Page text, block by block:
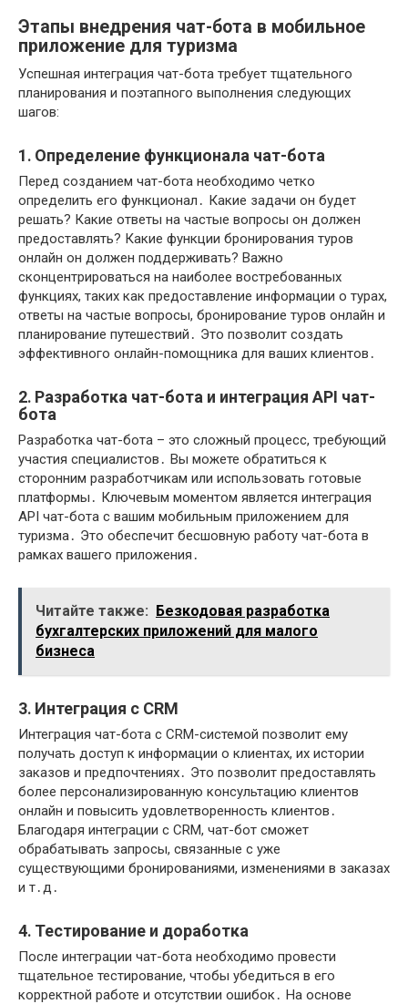
Этапы внедрения чат-бота в мобильное
приложение для туризма
Успешная интеграция чат-бота требует тщательного
планирования и поэтапного выполнения следующих
шагов:
1․ Определение функционала чат-бота
Перед созданием чат-бота необходимо четко
определить его функционал․ Какие задачи он будет
решать? Какие ответы на частые вопросы он должен
предоставлять? Какие функции бронирования туров
онлайн он должен поддерживать? Важно
сконцентрироваться на наиболее востребованных
функциях, таких как предоставление информации о турах,
ответы на частые вопросы, бронирование туров онлайн и
планирование путешествий․ Это позволит создать
эффективного онлайн-помощника для ваших клиентов․
2․ Разработка чат-бота и интеграция API чат-
бота
Разработка чат-бота – это сложный процесс, требующий
участия специалистов․ Вы можете обратиться к
сторонним разработчикам или использовать готовые
платформы․ Ключевым моментом является интеграция
API чат-бота с вашим мобильным приложением для
туризма․ Это обеспечит бесшовную работу чат-бота в
рамках вашего приложения․
Читайте также: Безкодовая разработка
бухгалтерских приложений для малого
бизнеса
3․ Интеграция с CRM
Интеграция чат-бота с CRM-системой позволит ему
получать доступ к информации о клиентах, их истории
заказов и предпочтениях․ Это позволит предоставлять
более персонализированную консультацию клиентов
онлайн и повысить удовлетворенность клиентов․
Благодаря интеграции с CRM, чат-бот сможет
обрабатывать запросы, связанные с уже
существующими бронированиями, изменениями в заказах
и т․д․
4․ Тестирование и доработка
После интеграции чат-бота необходимо провести
тщательное тестирование, чтобы убедиться в его
корректной работе и отсутствии ошибок․ На основе